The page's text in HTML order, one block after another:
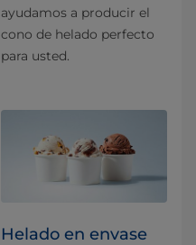
ayudamos a producir el
cono de helado perfecto
para usted.
Helado en envase